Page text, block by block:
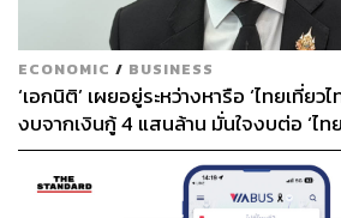
ECONOMIC / BUSINESS
‘เอกนิติ’ เผยอยู่ระหว่างหารือ ‘ไทยเที่ย
งบจากเงินกู้ 4 แสนล้าน มั่นใจงบต่อ ‘ไท
เฟส 2 มีเพียงพอ